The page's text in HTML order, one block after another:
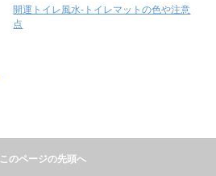
開運トイレ風水-トイレマットの色や注意
点
このページの先頭へ